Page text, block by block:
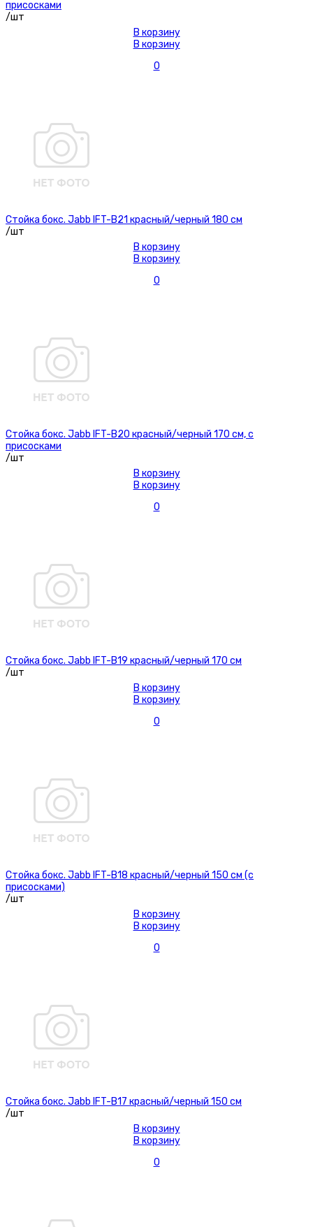
присосками
/шт
В корзину
В корзину
0
Стойка бокс. Jabb IFT-B21 красный/черный 180 см
/шт
В корзину
В корзину
0
Стойка бокс. Jabb IFT-B20 красный/черный 170 см, с
присосками
/шт
В корзину
В корзину
0
Стойка бокс. Jabb IFT-B19 красный/черный 170 см
/шт
В корзину
В корзину
0
Стойка бокс. Jabb IFT-B18 красный/черный 150 см (с
присосками)
/шт
В корзину
В корзину
0
Стойка бокс. Jabb IFT-B17 красный/черный 150 см
/шт
В корзину
В корзину
0